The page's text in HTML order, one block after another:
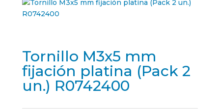
Tornillo M3x5 mm
fijación platina (Pack 2
un.) R0742400